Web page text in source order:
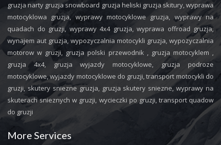
gruzja narty gruzja snowboard gruzja heliski gruzja skitury, wyprawa
motocyklowa gruzja, wyprawy motocyklowe gruzja, wyprawy na
quadach do gruzji, wyprawy 4x4 gruzja, wyprawa offroad gruzja,
wynajem aut gruzja, wypozyczalnia motocykli gruzja, wypozyczalnia
motorow w gruzji, gruzja polski przewodnik , gruzja motocyklem ,
gruzja 4x4, gruzja wyjazdy motocyklowe, gruzja podroze
motocyklowe, wyjazdy motocyklowe do gruzji, transport motocykli do
gruzji, skutery sniezne gruzja, gruzja skutery sniezne, wyprawy na
skuterach snieznych w gruzji, wycieczki po gruzji, transport quadow
do gruzji
More Services